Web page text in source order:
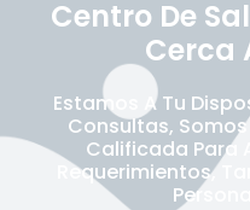
Centro De
Cerca
Estamos A Tu
Consultas,
Calificada Para
Requerimientos,